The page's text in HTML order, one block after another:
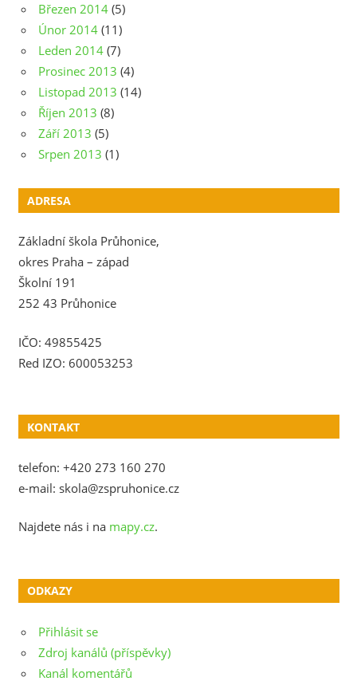
Březen 2014 (5)
Únor 2014 (11)
Leden 2014 (7)
Prosinec 2013 (4)
Listopad 2013 (14)
Říjen 2013 (8)
Září 2013 (5)
Srpen 2013 (1)
ADRESA
Základní škola Průhonice,
okres Praha – západ
Školní 191
252 43 Průhonice
IČO: 49855425
Red IZO: 600053253
KONTAKT
telefon: +420 273 160 270
e-mail: skola@zspruhonice.cz
Najdete nás i na mapy.cz.
ODKAZY
Přihlásit se
Zdroj kanálů (příspěvky)
Kanál komentářů